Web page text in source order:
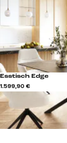
Esstisch Edge
1.599,90 €